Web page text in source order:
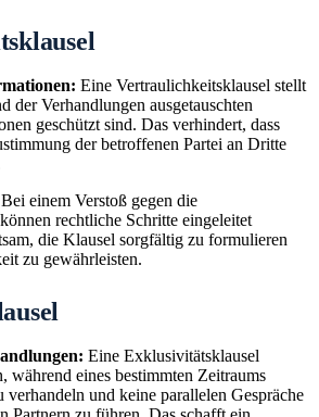
Eine Vertraulichkeitsklausel stellt
der Verhandlungen ausgetauschten
geschützt sind. Das verhindert, dass
der betroffenen Partei an Dritte
Bei einem Verstoß gegen die
rechtliche Schritte eingeleitet
die Klausel sorgfältig zu formulieren
zu gewährleisten.
Eine Exklusivitätsklausel
während eines bestimmten Zeitraums
und keine parallelen Gespräche